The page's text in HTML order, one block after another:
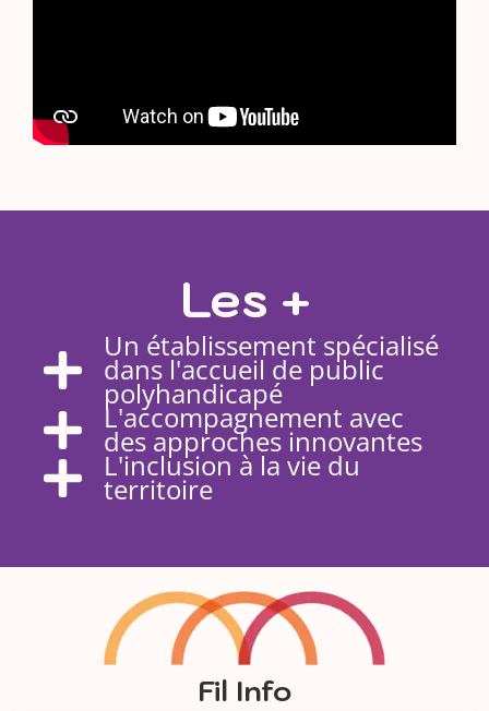
Les +
Un établissement spécialisé
dans l'accueil de public
polyhandicapé
L'accompagnement avec
des approches innovantes
L'inclusion à la vie du
territoire
Fil Info